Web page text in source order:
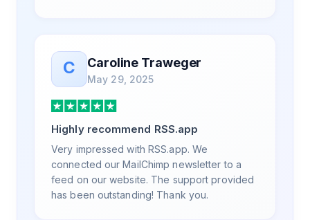
was knowledgeable, kind, and clearly
wanted to understand the issue. It has been
a few weeks, but after many revisions and
direct support, all of my release notes are in
a way that my users understand and find
value in. Honestly, it has been an
exceptional experience, and I will be
pushing everyone I know to RSS.app for
their RSS needs.
C Caroline Traweger
May 29, 2025
Highly recommend RSS.app
Very impressed with RSS.app. We
connected our MailChimp newsletter to a
feed on our website. The support provided
has been outstanding! Thank you.